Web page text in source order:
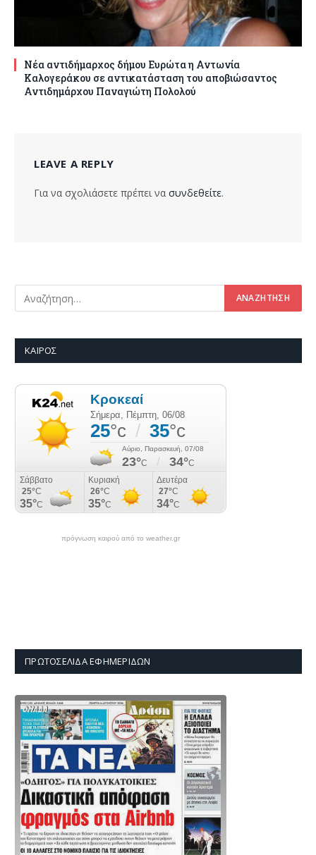
Νέα αντιδήμαρχος δήμου Ευρώτα η Αντωνία
Καλογεράκου σε αντικατάσταση του αποβιώσαντος
Αντιδημάρχου Παναγιώτη Πολολού
LEAVE A REPLY
Για να σχολιάσετε πρέπει να συνδεθείτε.
ΚΑΙΡΌΣ
πρόγνωση καιρού από το weather.gr
ΠΡΩΤΟΣΈΛΙΔΑ ΕΦΗΜΕΡΊΔΩΝ